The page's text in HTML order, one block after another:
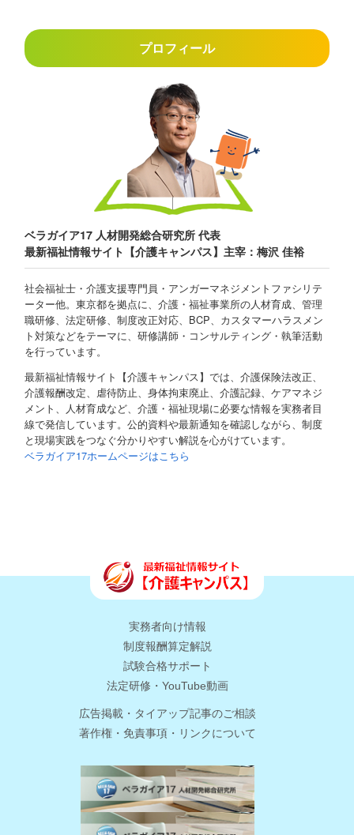
プロフィール
ベラガイア17 人材開発総合研究所 代表
最新福祉情報サイト【介護キャンパス】主宰：梅沢 佳裕
社会福祉士・介護支援専門員・アンガーマネジメントファシリテ
ーター他。東京都を拠点に、介護・福祉事業所の人材育成、管理
職研修、法定研修、制度改正対応、BCP、カスタマーハラスメン
ト対策などをテーマに、研修講師・コンサルティング・執筆活動
を行っています。
最新福祉情報サイト【介護キャンパス】では、介護保険法改正、
介護報酬改定、虐待防止、身体拘束廃止、介護記録、ケアマネジ
メント、人材育成など、介護・福祉現場に必要な情報を実務者目
線で発信しています。公的資料や最新通知を確認しながら、制度
と現場実践をつなぐ分かりやすい解説を心がけています。
ベラガイア17ホームページはこちら
実務者向け情報
制度報酬算定解説
試験合格サポート
法定研修・YouTube動画
広告掲載・タイアップ記事のご相談
著作権・免責事項・リンクについて